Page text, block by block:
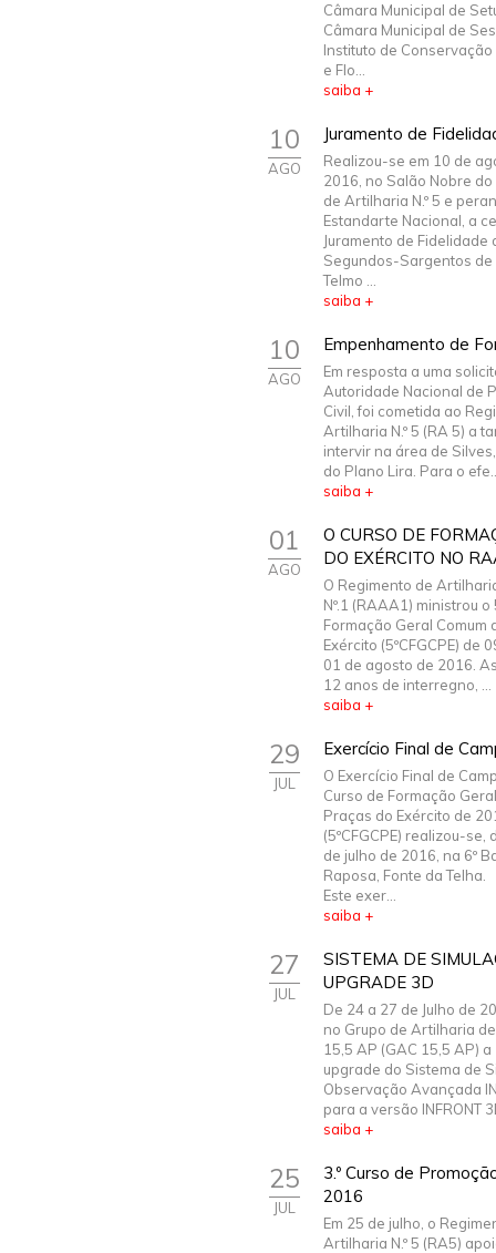
Câmara Municipal de
Câmara Municipal de
Instituto de
e Flo...
saiba +
10
AGO
Juramento de
Realizou-se em 10 de
2016, no Salão Nobre
de Artilharia N.º 5 e
Estandarte Nacional, a
Juramento de Fidelidade
Segundos-Sargentos
Telmo ...
saiba +
10
AGO
Empenhamento de
Em resposta a uma
Autoridade Nacional de
Civil, foi cometida ao
Artilharia N.º 5 (RA 5) a
intervir na área de
do Plano Lira. Para o
saiba +
01
AGO
O CURSO DE
DO EXÉRCITO NO
O Regimento de
Nº.1 (RAAA1) ministrou o
Formação Geral Comum
Exército (5ºCFGCPE) de
01 de agosto de 2016.
12 anos de interregno, ...
saiba +
29
JUL
Exercício Final de
O Exercício Final de
Curso de Formação
Praças do Exército de
(5ºCFGCPE) realizou-se,
de julho de 2016, na 6º
Raposa, Fonte da Telha.
Este exer...
saiba +
27
JUL
SISTEMA DE
UPGRADE 3D
De 24 a 27 de Julho de
no Grupo de Artilharia
15,5 AP (GAC 15,5 AP) a
upgrade do Sistema de
Observação Avançada
para a versão INFRONT
saiba +
25
JUL
3.º Curso de
2016
Em 25 de julho, o
Artilharia N.º 5 (RA5)